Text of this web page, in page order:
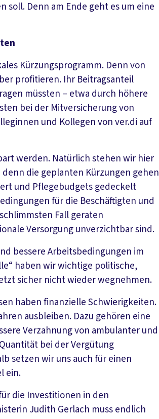
Denn am Ende geht es um eine
Kürzungsprogramm. Denn von
profitieren. Ihr Beitragsanteil
müssten – etwa durch höhere
bei der Mitversicherung von
und Kollegen von ver.di auf
werden. Natürlich stehen wir hier
die geplanten Kürzungen gehen
und Pflegebudgets gedeckelt
für die Beschäftigten und
Fall geraten
Versorgung unverzichtbar sind.
bessere Arbeitsbedingungen im
haben wir wichtige politische,
sicher nicht wieder wegnehmen.
haben finanzielle Schwierigkeiten.
ausbleiben. Dazu gehören eine
Verzahnung von ambulanter und
bei der Vergütung
setzen wir uns auch für einen
ein.
die Investitionen in den
Judith Gerlach muss endlich